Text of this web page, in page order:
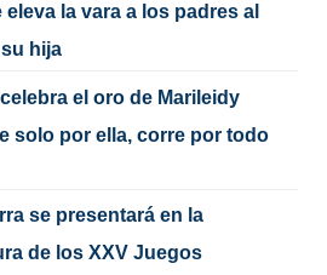
eleva la vara a los padres al
hija
el oro de Marileidy
solo por ella, corre por todo
se presentará en la
de los XXV Juegos